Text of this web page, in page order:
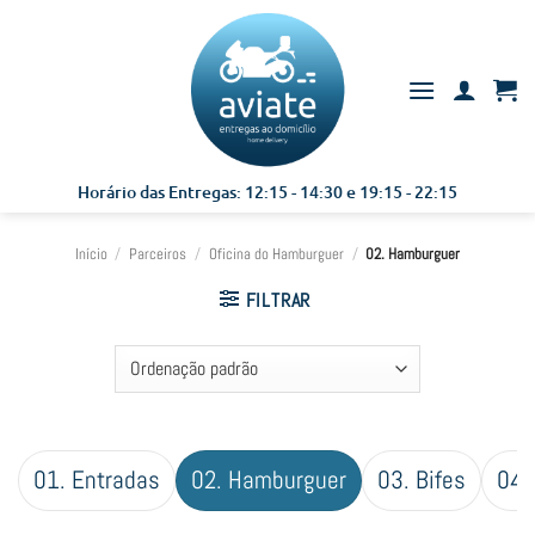
Horário das Entregas: 12:15 - 14:30 e 19:15 - 22:15
Início / Parceiros / Oficina do Hamburguer / 02. Hamburguer
FILTRAR
01. Entradas 02. Hamburguer 03. Bifes 04.